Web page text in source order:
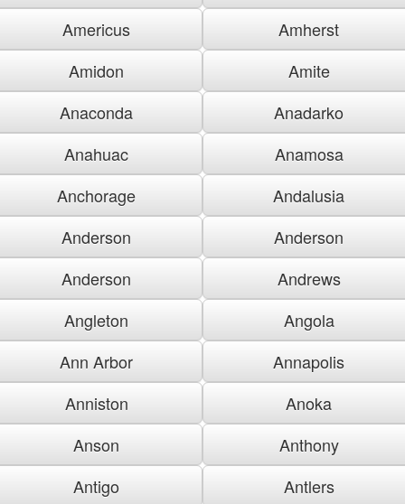
Americus
Amherst
Amidon
Amite
Anaconda
Anadarko
Anahuac
Anamosa
Anchorage
Andalusia
Anderson
Anderson
Anderson
Andrews
Angleton
Angola
Ann Arbor
Annapolis
Anniston
Anoka
Anson
Anthony
Antigo
Antlers